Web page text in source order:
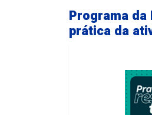
Programa
prática da